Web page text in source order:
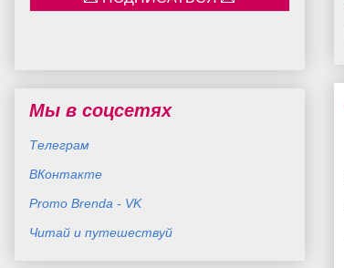
Мы в соцсетях
Телеграм
ВКонтакте
Promo Brenda - VK
Читай и путешествуй